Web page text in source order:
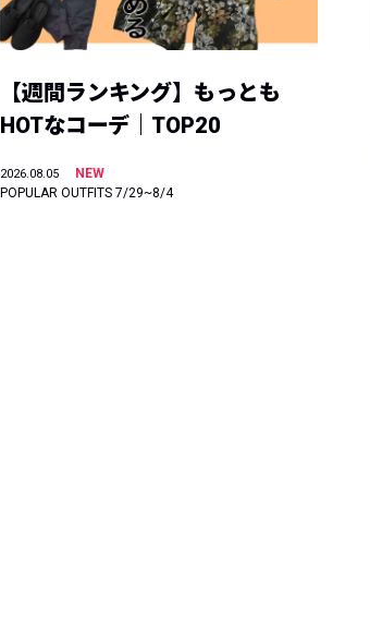
【週間ランキング】もっとも
HOTなコーデ｜TOP20
2026.08.05
NEW
POPULAR OUTFITS 7/29~8/4